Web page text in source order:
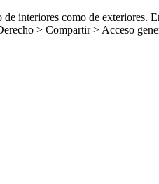
interiores como de exteriores.
> Compartir > Acceso